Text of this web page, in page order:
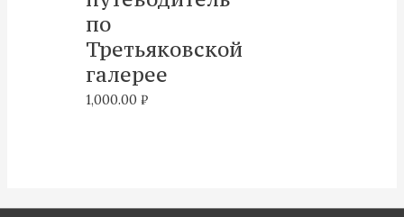
по
Третьяковской
галерее
1,000.00₽